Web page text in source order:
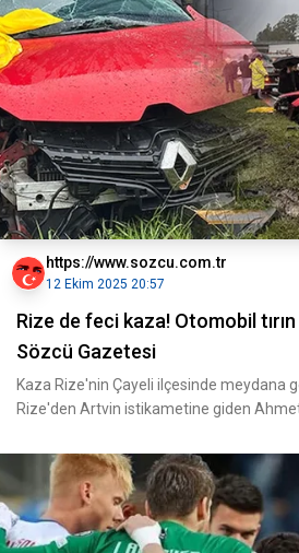
https://www.sozcu.com.tr
12 Ekim 2025 20:57
Rize de feci kaza! Otomobil tırın
Sözcü Gazetesi
Kaza Rize'nin Çayeli ilçesinde meydana
Rize'den Artvin istikametine giden